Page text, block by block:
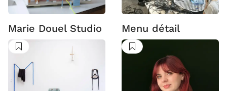
Marie Douel Studio Menu détail
Suivre Suivre